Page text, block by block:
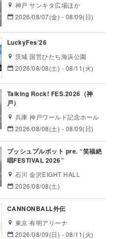
神戸 サンキタ広場ほか
2026/08/07(金) - 08/09(日)
LuckyFes’26
茨城 国営ひたち海浜公園
2026/08/08(土) - 08/11(火)
Talking Rock! FES.2026（神
戸）
兵庫 神戸ワールド記念ホール
2026/08/08(土) - 08/09(日)
プッシュプルポット pre. “笑福絶
唱FESTIVAL 2026”
石川 金沢EIGHT HALL
2026/08/08(土)
CANNONBALL外伝
東京 有明アリーナ
2026/08/09(日) - 08/11(火)